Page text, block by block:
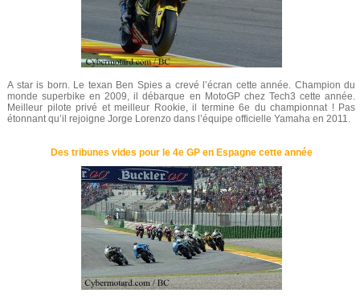
A star is born. Le texan Ben Spies a crevé l’écran cette année. Champion du
monde superbike en 2009, il débarque en MotoGP chez Tech3 cette année.
Meilleur pilote privé et meilleur Rookie, il termine 6e du championnat ! Pas
étonnant qu’il rejoigne Jorge Lorenzo dans l’équipe officielle Yamaha en 2011.
Des tribunes vides pour le 4e GP en Espagne cette année